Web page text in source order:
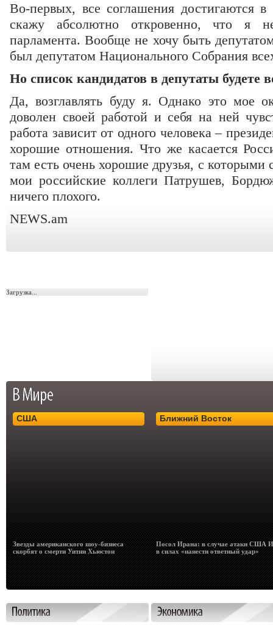
Во-первых, все соглашения достигаются
скажу абсолютно откровенно, что я
парламента. Вообще не хочу быть
был депутатом Национального Собрания
Но список кандидатов в депутаты будете
Да, возглавлять буду я. Однако это мое
доволен своей работой и себя на ней
работа зависит от одного человека –
хорошие отношения. Что же касается
там есть очень хорошие друзья, с
мои российские коллеги Патрушев,
ничего плохого.
NEWS.am
Загрузка...
США
Звезды американского шоу-бизнеса
скорбят о смерти Уитни Хьюстон
Ближний Восток
Посол Ирана: в случае атаки США
в силах «нанести ответный удар»